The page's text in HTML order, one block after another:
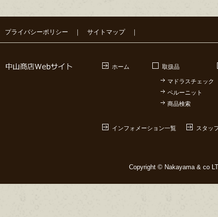
プライバシーポリシー ｜ サイトマップ｜
ホーム 取扱品
マドラスチェック
ペルーニット
商品検索
インフォメーション一覧 スタッ
Copyright © Nakayama & co